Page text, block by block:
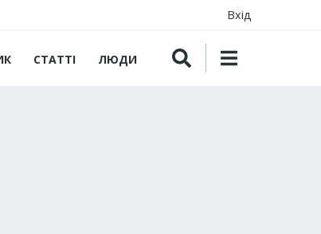
Вхід
СТАТТІ ЛЮДИ